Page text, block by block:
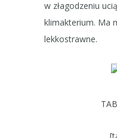
w złagodzeniu
klimakterium. Ma
lekkostrawne.